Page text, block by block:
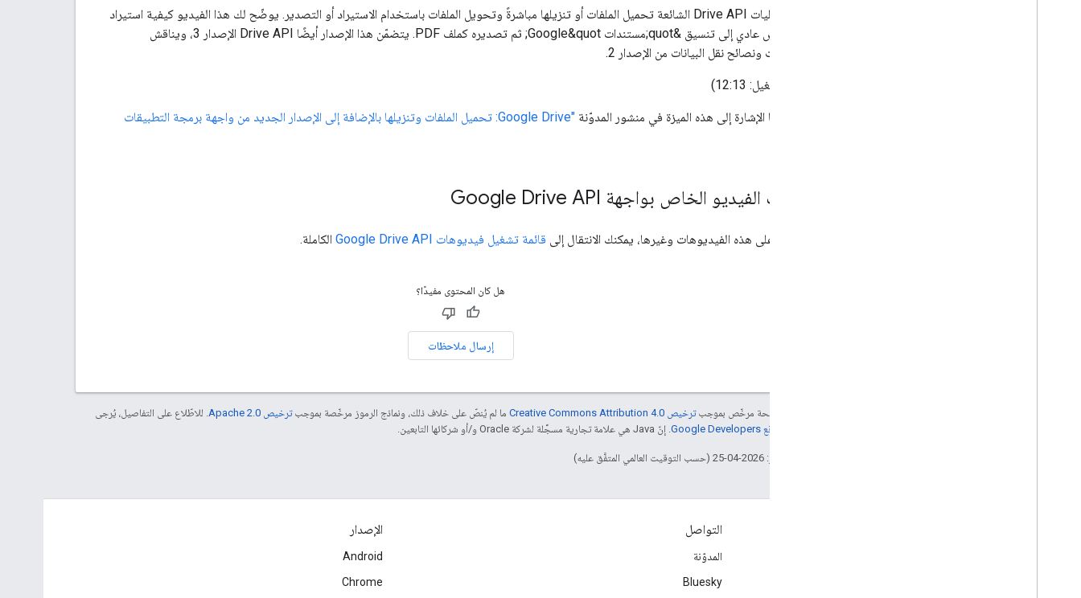
تشمل عمليات Drive API الشائعة تحميل الملفات أو تنزيلها مباشرةً وتحويل الملفات باستخدام الاستيراد أو التصدير. يوضّح لك هذا الفيديو كيفية استيراد
مستند نص عادي إلى تنسيق &quot;مستندات Google&quot; ثم تصديره كملف PDF. يتضمّن هذا الإصدار أيضًا Drive API الإصدار 3، ويناقش
الاختلافات ونصائح نقل البيانات من الإصدار 2.
(مدة التشغيل: 12:13)
تمت أيضًا الإشارة إلى هذه الميزة في منشور المدوّنة
"Google Drive: تحميل الملفات وتنزيلها بالإضافة إلى الإصدار الجديد من واجهة برمجة التطبيقات
أرشيف الفيديو الخاص بواجهة Google Drive API
للاطّلاع على هذه الفيديوهات وغيرها، يمكنك الانتقال إلى قائمة تشغيل فيديوهات Google Drive API الكاملة.
هل كان المحتوى مفيدًا؟
إرسال ملاحظات
إنّ محتوى هذه الصفحة مرخّص بموجبترخيص Creative Commons Attribution 4.0‏ ما لم يُنصّ على خلاف ذلك، ونماذج الرموز مرخّصة بموجبترخيص Apache 2.0‏
. للاطّلاع على التفاصيل، يُرجى
سياسات موقع Google Developers‏ . إنّ Java هي علامة تجارية مسجَّلة لشركة Oracle و/أو شركائها التابعين.
تاريخ التعديل الأخير: 2026-04-25 (حسب التوقيت العالمي المتفَّق عليه)
التواصل
المدوّنة
Bluesky
الإصدار
Android
Chrome